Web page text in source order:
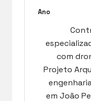
com
Projeto
em João